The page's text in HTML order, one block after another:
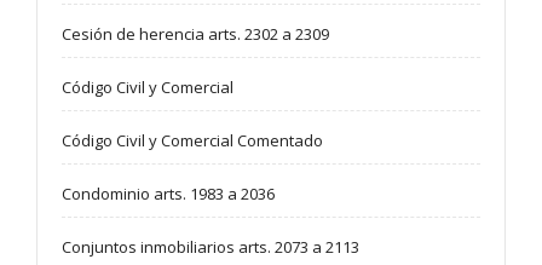
Cesión de herencia arts. 2302 a 2309
Código Civil y Comercial
Código Civil y Comercial Comentado
Condominio arts. 1983 a 2036
Conjuntos inmobiliarios arts. 2073 a 2113